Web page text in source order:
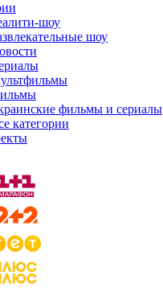
шоу
шоу
фильмы и сериалы
категории